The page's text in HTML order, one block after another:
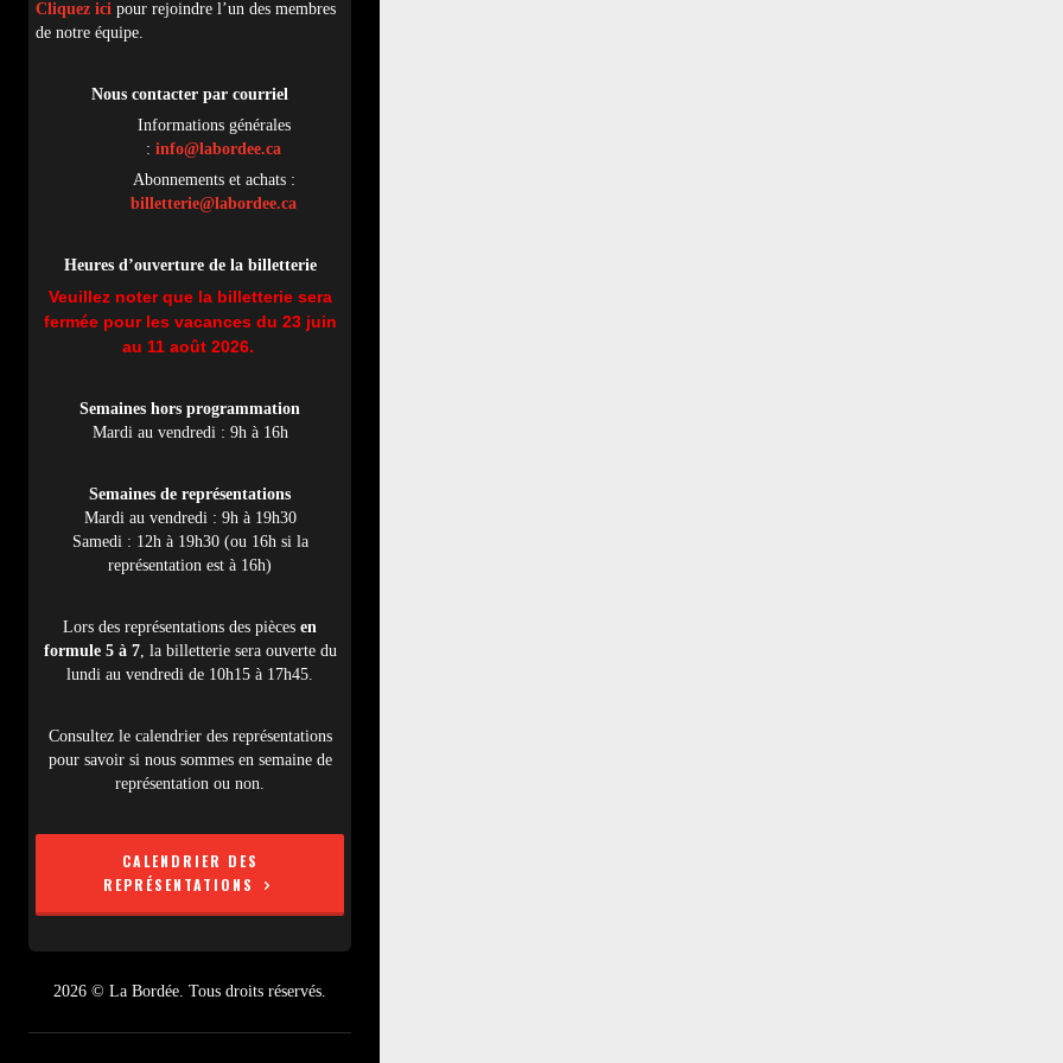
Cliquez ici pour rejoindre l’un des membres
de notre équipe.
Nous contacter par courriel
Informations générales
: info@labordee.ca
Abonnements et achats :
billetterie@labordee.ca
Heures d’ouverture de la billetterie
Veuillez noter que la billetterie sera
fermée pour les vacances du 23 juin
au 11 août 2026.
Semaines hors programmation
Mardi au vendredi : 9h à 16h
Semaines de représentations
Mardi au vendredi : 9h à 19h30
Samedi : 12h à 19h30 (ou 16h si la
représentation est à 16h)
Lors des représentations des pièces en
formule 5 à 7, la billetterie sera ouverte du
lundi au vendredi de 10h15 à 17h45.
Consultez le calendrier des représentations
pour savoir si nous sommes en semaine de
représentation ou non.
CALENDRIER DES
REPRÉSENTATIONS
2026 © La Bordée. Tous droits réservés.